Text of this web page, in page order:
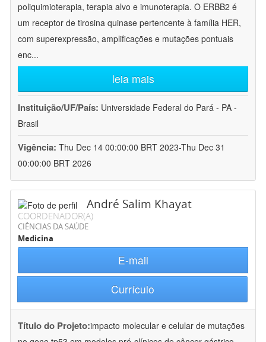
poliquimioterapia, terapia alvo e imunoterapia. O ERBB2 é
um receptor de tirosina quinase pertencente à família HER,
com superexpressão, amplificações e mutações pontuais
enc...
leia mais
Instituição/UF/País: Universidade Federal do Pará - PA -
Brasil
Vigência: Thu Dec 14 00:00:00 BRT 2023-Thu Dec 31
00:00:00 BRT 2026
André Salim Khayat
COORDENADOR(A)
CIÊNCIAS DA SAÚDE
Medicina
E-mail
Currículo
Título do Projeto:impacto molecular e celular de mutações